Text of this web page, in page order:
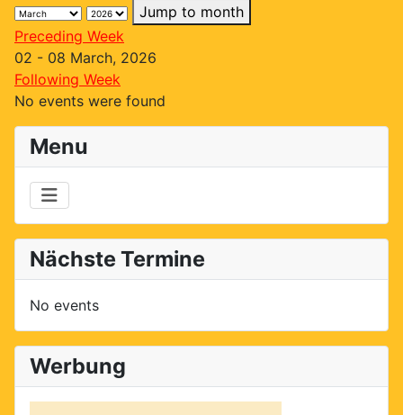
Menu
Nächste Termine
No events
Werbung
Jump to month
Preceding Week
02 - 08 March, 2026
Following Week
No events were found